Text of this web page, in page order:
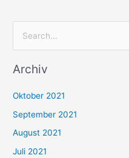
c
n
n
a
Archiv
Oktober 2021
September 2021
August 2021
Juli 2021